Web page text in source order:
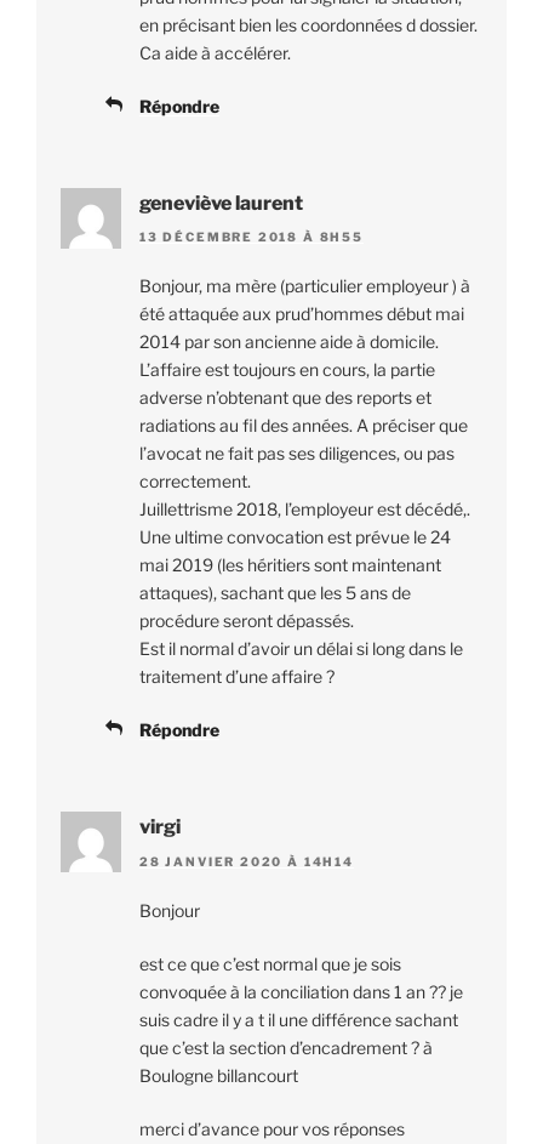
en précisant bien les coordonnées d dossier.
Ca aide à accélérer.
Répondre
geneviève laurent
13 DÉCEMBRE 2018 À 8H55
Bonjour, ma mère (particulier employeur ) à
été attaquée aux prud’hommes début mai
2014 par son ancienne aide à domicile.
L’affaire est toujours en cours, la partie
adverse n’obtenant que des reports et
radiations au fil des années. A préciser que
l’avocat ne fait pas ses diligences, ou pas
correctement.
Juillettrisme 2018, l’employeur est décédé,.
Une ultime convocation est prévue le 24
mai 2019 (les héritiers sont maintenant
attaques), sachant que les 5 ans de
procédure seront dépassés.
Est il normal d’avoir un délai si long dans le
traitement d’une affaire ?
Répondre
virgi
28 JANVIER 2020 À 14H14
Bonjour
est ce que c’est normal que je sois
convoquée à la conciliation dans 1 an ?? je
suis cadre il y a t il une différence sachant
que c’est la section d’encadrement ? à
Boulogne billancourt
merci d’avance pour vos réponses